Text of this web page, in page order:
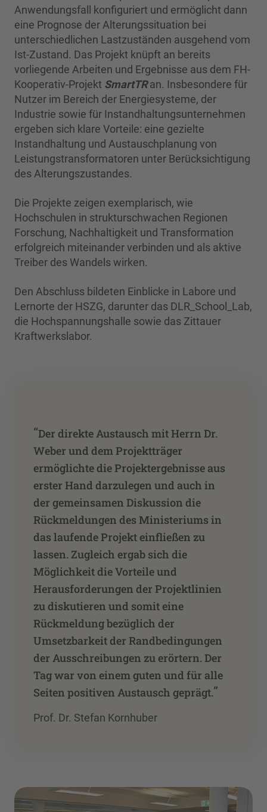
Anwendungsfall konfiguriert und ermöglicht dann
eine Prognose der Alterungssituation bei
unterschiedlichen Lastzuständen ausgehend vom
Ist-Zustand. Das Projekt knüpft an bereits
vorliegende Arbeiten und Ergebnisse aus dem FH-
Kooperativ-Projekt SmartTRan. Insbesondere für
Nutzer im Bereich der Energiesysteme, der
Industrie sowie für Instandhaltungsunternehmen
ergeben sich klare Vorteile: eine gezielte
Instandhaltung und Austauschplanung von
Leistungstransformatoren unter Berücksichtigung
des Alterungszustandes.
Die Projekte zeigen exemplarisch, wie
Hochschulen in strukturschwachen Regionen
Forschung, Nachhaltigkeit und Transformation
erfolgreich miteinander verbinden und als aktive
Treiber des Wandels wirken.
Den Abschluss bildeten Einblicke in Labore und
Lernorte der HSZG, darunter das DLR_School_Lab,
die Hochspannungshalle sowie das Zittauer
Kraftwerkslabor.
“Der direkte Austausch mit Herrn Dr.
Weber und dem Projektträger
ermöglichte die Projektergebnisse aus
erster Hand darzulegen und auch in
der gemeinsamen Diskussion die
Rückmeldungen des Ministeriums in
das laufende Projekt einfließen zu
lassen. Zugleich ergab sich die
Möglichkeit die Vorteile und
Herausforderungen der Projektlinien
zu diskutieren und somit eine
Rückmeldung bezüglich der
Umsetzbarkeit der Randbedingungen
der Ausschreibungen zu erörtern. Der
Tag war von einem guten und für alle
Seiten positiven Austausch geprägt.”
Prof. Dr. Stefan Kornhuber